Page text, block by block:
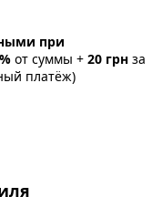
при
от суммы + 20 грн за
платёж)